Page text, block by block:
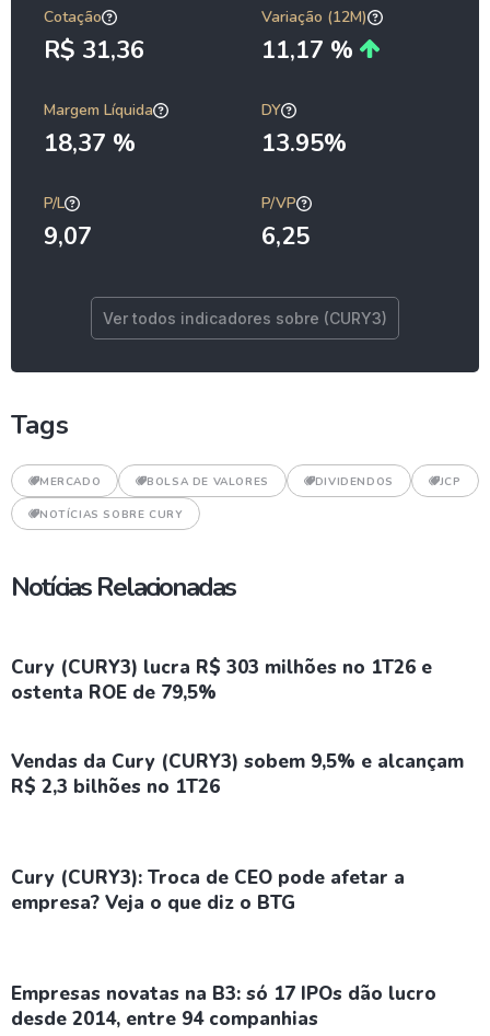
Cotação
R$ 31,36
Variação (12M)
11,17 %
Margem Líquida
18,37 %
DY
13.95%
P/L
9,07
P/VP
6,25
Ver todos indicadores sobre (CURY3)
Tags
MERCADO BOLSA DE VALORES DIVIDENDOS JCP
NOTÍCIAS SOBRE CURY
Notícias Relacionadas
Cury (CURY3) lucra R$ 303 milhões no 1T26 e
ostenta ROE de 79,5%
Vendas da Cury (CURY3) sobem 9,5% e alcançam
R$ 2,3 bilhões no 1T26
Cury (CURY3): Troca de CEO pode afetar a
empresa? Veja o que diz o BTG
Empresas novatas na B3: só 17 IPOs dão lucro
desde 2014, entre 94 companhias